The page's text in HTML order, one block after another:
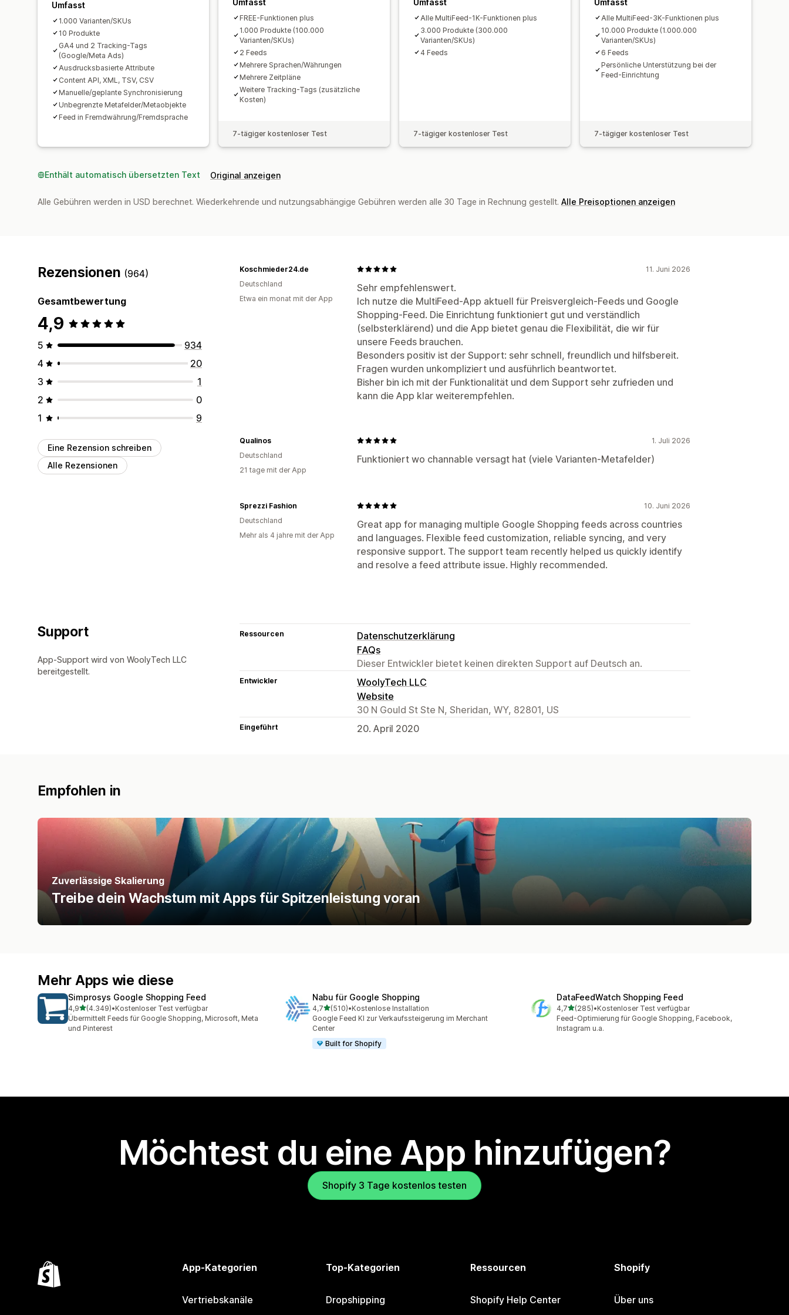
Umfasst
1.000 Varianten/SKUs
10 Produkte
GA4 und 2 Tracking-Tags
(Google/Meta Ads)
Ausdrucksbasierte Attribute
Content API, XML, TSV, CSV
Manuelle/geplante Synchronisierung
Unbegrenzte Metafelder/Metaobjekte
Feed in Fremdwährung/Fremdsprache
FREE-Funktionen plus
1.000 Produkte (100.000
Varianten/SKUs)
2 Feeds
Mehrere Sprachen/Währungen
Mehrere Zeitpläne
Weitere Tracking-Tags (zusätzliche
Kosten)
7-tägiger kostenloser Test
Alle MultiFeed-1K-Funktionen plus
3.000 Produkte (300.000
Varianten/SKUs)
4 Feeds
7-tägiger kostenloser Test
Alle MultiFeed-3K-Funktionen plus
10.000 Produkte (1.000.000
Varianten/SKUs)
6 Feeds
Persönliche Unterstützung bei der
Feed-Einrichtung
7-tägiger kostenloser Test
Enthält automatisch übersetzten Text Original anzeigen
Alle Gebühren werden in USD berechnet. Wiederkehrende und nutzungsabhängige Gebühren werden alle 30 Tage in Rechnung gestellt. Alle Preisoptionen anzeigen
Rezensionen (964)
Gesamtbewertung
4,9
5
934
4
20
3
1
2
0
1
9
Eine Rezension schreiben
Alle Rezensionen
11. Juni 2026
Sehr empfehlenswert.
Ich nutze die MultiFeed-App aktuell für Preisvergleich-Feeds und Google
Shopping-Feed. Die Einrichtung funktioniert gut und verständlich
(selbsterklärend) und die App bietet genau die Flexibilität, die wir für
unsere Feeds brauchen.
Besonders positiv ist der Support: sehr schnell, freundlich und hilfsbereit.
Fragen wurden unkompliziert und ausführlich beantwortet.
Bisher bin ich mit der Funktionalität und dem Support sehr zufrieden und
kann die App klar weiterempfehlen.
Koschmieder24.de
Deutschland
Etwa ein monat mit der App
1. Juli 2026
Funktioniert wo channable versagt hat (viele Varianten-Metafelder)
Qualinos
Deutschland
21 tage mit der App
10. Juni 2026
Great app for managing multiple Google Shopping feeds across countries
and languages. Flexible feed customization, reliable syncing, and very
responsive support. The support team recently helped us quickly identify
and resolve a feed attribute issue. Highly recommended.
Sprezzi Fashion
Deutschland
Mehr als 4 jahre mit der App
Support
App-Support wird von WoolyTech LLC
bereitgestellt.
Ressourcen
Datenschutzerklärung
FAQs
Dieser Entwickler bietet keinen direkten Support auf Deutsch an.
Entwickler
WoolyTech LLC
Website
30 N Gould St Ste N, Sheridan, WY, 82801, US
Eingeführt 20. April 2020
Empfohlen in
Zuverlässige Skalierung
Treibe dein Wachstum mit Apps für Spitzenleistung voran
Mehr Apps wie diese
Simprosys Google Shopping Feed
4,9von 5 Sternen
(4.349)
4349 Rezensionen insgesamt
•Kostenloser Test verfügbar
Übermittelt Feeds für Google Shopping, Microsoft, Meta
und Pinterest
Nabu für Google Shopping
4,7von 5 Sternen
(510)
510 Rezensionen insgesamt
•Kostenlose Installation
Google Feed KI zur Verkaufssteigerung im Merchant
Center
Built for Shopify
DataFeedWatch Shopping Feed
4,7von 5 Sternen
(285)
285 Rezensionen insgesamt
•Kostenloser Test verfügbar
Feed-Optimierung für Google Shopping, Facebook,
Instagram u.a.
Möchtest du eine App hinzufügen?
Shopify 3 Tage kostenlos testen
App-Kategorien
Vertriebskanäle
Top-Kategorien
Dropshipping
Ressourcen
Shopify Help Center
Shopify
Über uns